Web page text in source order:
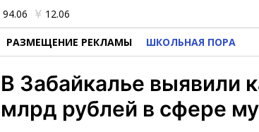
94.06 12.06
РАЗМЕЩЕНИЕ РЕКЛАМЫ ШКОЛЬНАЯ ПОРА
В Забайкалье выявили
млрд рублей в сфере